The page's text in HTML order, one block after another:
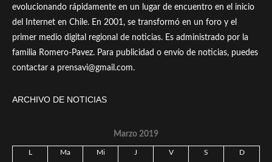
evolucionando rápidamente en un lugar de encuentro en el inicio
del Internet en Chile. En 2001, se transformó en un foro y el
primer medio digital regional de noticias. Es administrado por la
familia Romero-Pavez. Para publicidad o envío de noticias, puedes
contactar a prensavi@gmail.com.
ARCHIVO DE NOTICIAS
Marzo 2019
Ma Mi J V S D